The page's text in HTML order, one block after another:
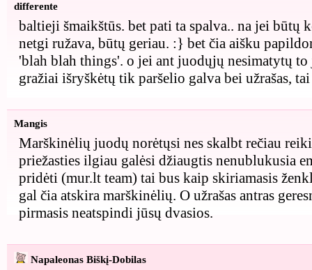
differente
baltieji šmaikštūs. bet pati ta spalva.. na jei būtų
netgi ružava, būtų geriau. :} bet čia aišku
'blah blah things'. o jei ant juodųjų nesimatytų
gražiai išryškėtų tik paršelio galva bei užrašas,
Mangis
Marškinėlių juodų norėtųsi nes skalbt rečiau
priežasties ilgiau galėsi džiaugtis nenublukusia
pridėti (mur.lt team) tai bus kaip skiriamasis
gal čia atskira marškinėlių. O užrašas antras
pirmasis neatspindi jūsų dvasios.
Napaleonas Biškį-Dobilas